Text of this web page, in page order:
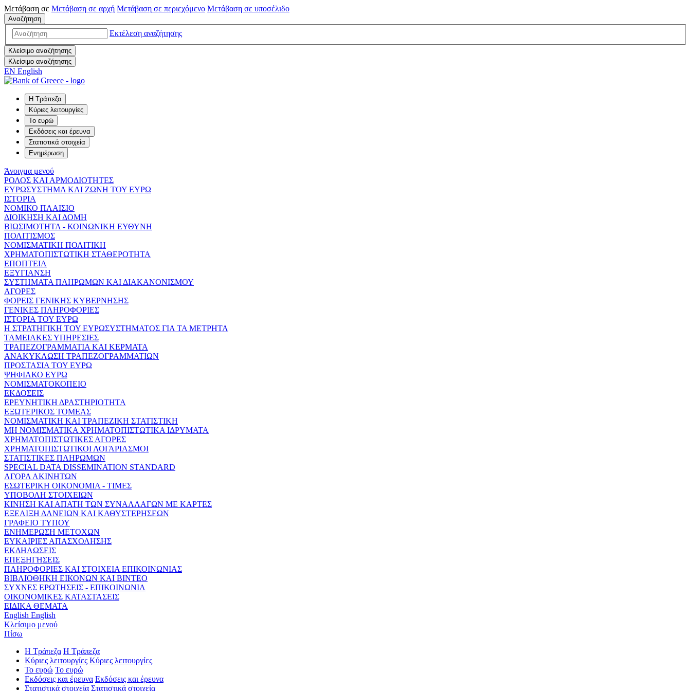
Μετάβαση σε Μετάβαση σε αρχή Μετάβαση σε περιεχόμενο Μετάβαση σε υποσέλιδο
Αναζήτηση
Εκτέλεση αναζήτησης
Κλείσιμο αναζήτησης
Κλείσιμο αναζήτησης
EN English
Η Τράπεζα
Κύριες λειτουργίες
Το ευρώ
Εκδόσεις και έρευνα
Στατιστικά στοιχεία
Ενημέρωση
Άνοιγμα μενού
ΡΟΛΟΣ ΚΑΙ ΑΡΜΟΔΙΟΤΗΤΕΣ
ΕΥΡΩΣΥΣΤΗΜΑ ΚΑΙ ΖΩΝΗ ΤΟΥ ΕΥΡΩ
ΙΣΤΟΡΙΑ
ΝΟΜΙΚΟ ΠΛΑΙΣΙΟ
ΔΙΟΙΚΗΣΗ ΚΑΙ ΔΟΜΗ
ΒΙΩΣΙΜΟΤΗΤΑ - ΚΟΙΝΩΝΙΚΗ ΕΥΘΥΝΗ
ΠΟΛΙΤΙΣΜΟΣ
ΝΟΜΙΣΜΑΤΙΚΗ ΠΟΛΙΤΙΚΗ
ΧΡΗΜΑΤΟΠΙΣΤΩΤΙΚΗ ΣΤΑΘΕΡΟΤΗΤΑ
ΕΠΟΠΤΕΙΑ
ΕΞΥΓΙΑΝΣΗ
ΣΥΣΤΗΜΑΤΑ ΠΛΗΡΩΜΩΝ ΚΑΙ ΔΙΑΚΑΝΟΝΙΣΜΟΥ
ΑΓΟΡΕΣ
ΦΟΡΕΙΣ ΓΕΝΙΚΗΣ ΚΥΒΕΡΝΗΣΗΣ
ΓΕΝΙΚΕΣ ΠΛΗΡΟΦΟΡΙΕΣ
ΙΣΤΟΡΙΑ ΤΟΥ ΕΥΡΩ
Η ΣΤΡΑΤΗΓΙΚΗ ΤΟΥ ΕΥΡΩΣΥΣΤΗΜΑΤΟΣ ΓΙΑ ΤΑ ΜΕΤΡΗΤΑ
ΤΑΜΕΙΑΚΕΣ ΥΠΗΡΕΣΙΕΣ
ΤΡΑΠΕΖΟΓΡΑΜΜΑΤΙΑ ΚΑΙ ΚΕΡΜΑΤΑ
ΑΝΑΚΥΚΛΩΣΗ ΤΡΑΠΕΖΟΓΡΑΜΜΑΤΙΩΝ
ΠΡΟΣΤΑΣΙΑ ΤΟΥ ΕΥΡΩ
ΨΗΦΙΑΚΟ ΕΥΡΩ
ΝΟΜΙΣΜΑΤΟΚΟΠΕΙΟ
ΕΚΔΟΣΕΙΣ
ΕΡΕΥΝΗΤΙΚΗ ΔΡΑΣΤΗΡΙΟΤΗΤΑ
ΕΞΩΤΕΡΙΚΟΣ ΤΟΜΕΑΣ
ΝΟΜΙΣΜΑΤΙΚΗ ΚΑΙ ΤΡΑΠΕΖΙΚΗ ΣΤΑΤΙΣΤΙΚΗ
ΜΗ ΝΟΜΙΣΜΑΤΙΚΑ ΧΡΗΜΑΤΟΠΙΣΤΩΤΙΚΑ ΙΔΡΥΜΑΤΑ
ΧΡΗΜΑΤΟΠΙΣΤΩΤΙΚΕΣ ΑΓΟΡΕΣ
ΧΡΗΜΑΤΟΠΙΣΤΩΤΙΚΟΙ ΛΟΓΑΡΙΑΣΜΟΙ
ΣΤΑΤΙΣΤΙΚΕΣ ΠΛΗΡΩΜΩΝ
SPECIAL DATA DISSEMINATION STANDARD
ΑΓΟΡΑ ΑΚΙΝΗΤΩΝ
ΕΣΩΤΕΡΙΚΗ ΟΙΚΟΝΟΜΙΑ - ΤΙΜΕΣ
ΥΠΟΒΟΛΗ ΣΤΟΙΧΕΙΩΝ
ΚΙΝΗΣΗ ΚΑΙ ΑΠΑΤΗ ΤΩΝ ΣΥΝΑΛΛΑΓΩΝ ΜΕ ΚΑΡΤΕΣ
ΕΞΕΛΙΞΗ ΔΑΝΕΙΩΝ ΚΑΙ ΚΑΘΥΣΤΕΡΗΣΕΩΝ
ΓΡΑΦΕΙΟ ΤΥΠΟΥ
ΕΝΗΜΕΡΩΣΗ ΜΕΤΟΧΩΝ
ΕΥΚΑΙΡΙΕΣ ΑΠΑΣΧΟΛΗΣΗΣ
ΕΚΔΗΛΩΣΕΙΣ
ΕΠΕΞΗΓΗΣΕΙΣ
ΠΛΗΡΟΦΟΡΙΕΣ ΚΑΙ ΣΤΟΙΧΕΙΑ ΕΠΙΚΟΙΝΩΝΙΑΣ
ΒΙΒΛΙΟΘΗΚΗ ΕΙΚΟΝΩΝ ΚΑΙ ΒΙΝΤΕΟ
ΣΥΧΝΕΣ ΕΡΩΤΗΣΕΙΣ - ΕΠΙΚΟΙΝΩΝΙΑ
ΟΙΚΟΝΟΜΙΚΕΣ ΚΑΤΑΣΤΑΣΕΙΣ
ΕΙΔΙΚΑ ΘΕΜΑΤΑ
English English
Κλείσιμο μενού
Πίσω
Η Τράπεζα Η Τράπεζα
Κύριες λειτουργίες Κύριες λειτουργίες
Το ευρώ Το ευρώ
Εκδόσεις και έρευνα Εκδόσεις και έρευνα
Στατιστικά στοιχεία Στατιστικά στοιχεία